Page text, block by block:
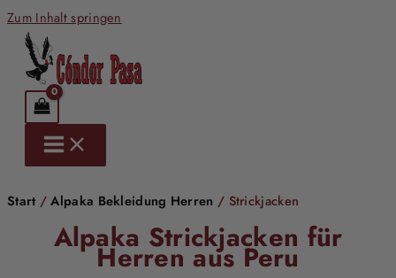
Zum Inhalt springen
Start /Alpaka Bekleidung Herren / Strickjacken
Alpaka Strickjacken für
Herren aus Peru